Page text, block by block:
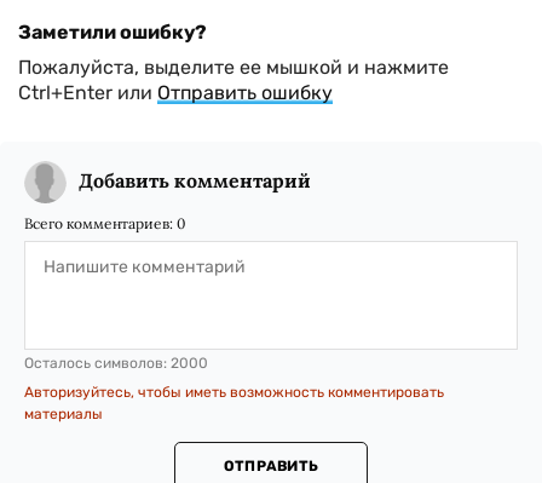
Заметили ошибку?
Пожалуйста, выделите ее мышкой и нажмите
Ctrl+Enter или Отправить ошибку
Добавить комментарий
Всего комментариев: 0
Осталось символов: 2000
Авторизуйтесь, чтобы иметь возможность комментировать
материалы
ОТПРАВИТЬ